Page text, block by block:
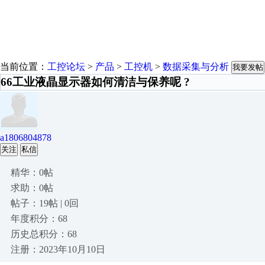
当前位置： 工控论坛 > 产品 > 工控机 > 数据采集与分析 我要发帖
66工业液晶显示器如何清洁与保养呢 ?
a1806804878
关注 私信
精华：0帖
求助：0帖
帖子：19帖 | 0回
年度积分：68
历史总积分：68
注册：2023年10月10日